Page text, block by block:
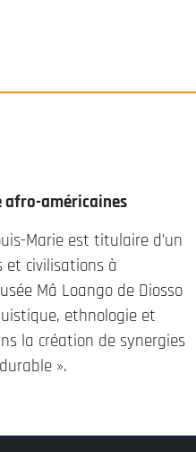
afro-américaines
Marie est titulaire d’un
civilisations à
Mâ Loango de Diosso
ethnologie et
la création de synergies
».